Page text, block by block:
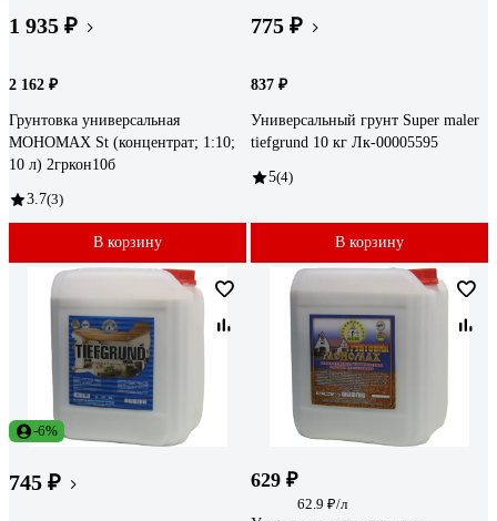
1 935 ₽
2 162 ₽
Грунтовка универсальная
МОНОМАХ St (концентрат; 1:10;
10 л) 2гркон10б
3.7(3)
В корзину
775 ₽
837 ₽
Универсальный грунт Super maler
tiefgrund 10 кг Лк-00005595
5(4)
В корзину
-6%
745 ₽ 629 ₽
62.9 ₽/л